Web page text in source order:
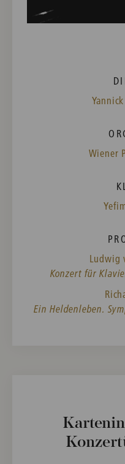
Wiener
Ludwig
Konzert für
Ein Heldenleben.